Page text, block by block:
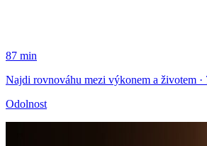
87 min
Najdi rovnováhu mezi výkonem a životem ·
Odolnost